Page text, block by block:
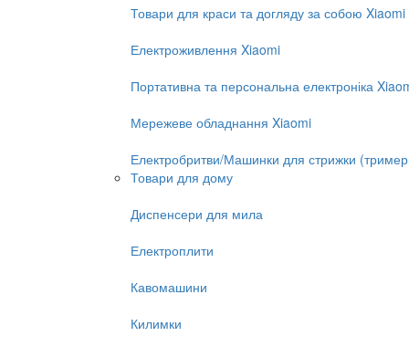
Товари для краси та догляду за собою Xiaomi
Електроживлення Xiaomi
Портативна та персональна електроніка
Мережеве обладнання Xiaomi
Електробритви/Машинки для стрижки
Товари для дому
Диспенсери для мила
Електроплити
Кавомашини
Килимки